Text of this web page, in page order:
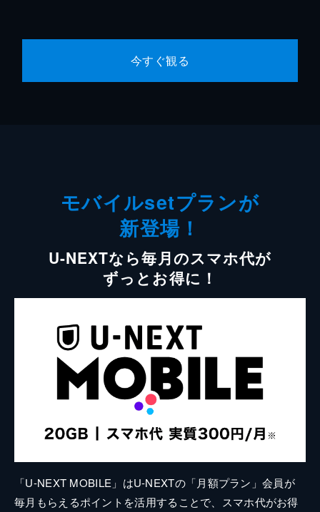
今すぐ観る
モバイルsetプランが
新登場！
U-NEXTなら毎月のスマホ代が
ずっとお得に！
「U-NEXT MOBILE」はU-NEXTの「月額プラン」会員が
毎月もらえるポイントを活用することで、スマホ代がお得